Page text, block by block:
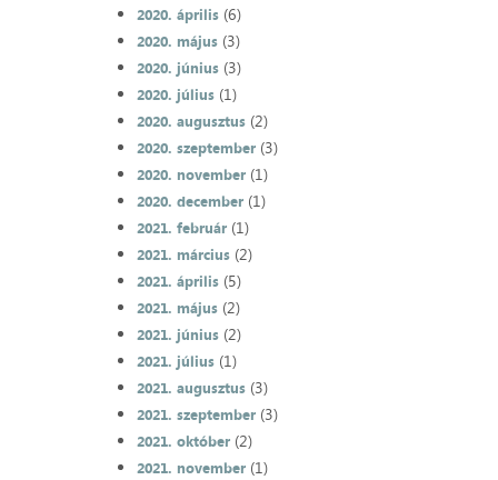
2020. április(6)
2020. május(3)
2020. június(3)
2020. július(1)
2020. augusztus(2)
2020. szeptember(3)
2020. november(1)
2020. december(1)
2021. február(1)
2021. március(2)
2021. április(5)
2021. május(2)
2021. június(2)
2021. július(1)
2021. augusztus(3)
2021. szeptember(3)
2021. október(2)
2021. november(1)